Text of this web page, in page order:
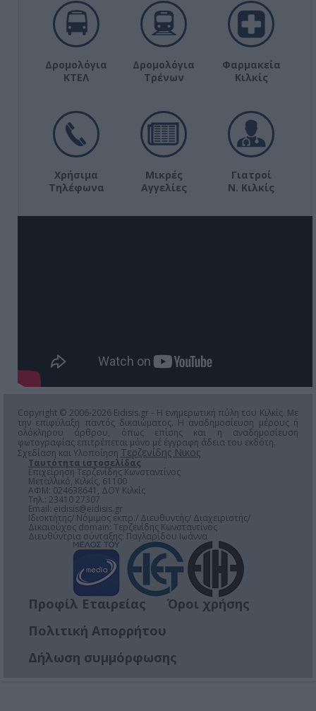
Δρομολόγια
ΚΤΕΛ
Δρομολόγια
Τρένων
Φαρμακεία
Κιλκίς
Χρήσιμα
Τηλέφωνα
Μικρές
Αγγελίες
Γιατροί
Ν. Κιλκίς
Copyright © 2006-2026 Eidisis.gr - Η ενημερωτική πύλη του Κιλκίς. Με
την επιφύλαξη παντός δικαιώματος. Η αναδημοσίευση μέρους ή
ολόκληρου άρθρου, όπως επίσης και η αναδημοσίευση
φωτογραφίας επιτρέπεται μόνο μέ έγγραφη άδεια του εκδότη.
Σχεδίαση και Υλοποίηση Τερζενίδης Νικος
Ταυτότητα ιστοσελίδας
Επιχείρηση Τερζενίδης Κωνσταντίνος
Μεταλλικό, Κιλκίς, 61100
ΑΦΜ: 024638641, ΔΟΥ Κιλκίς
Τηλ.: 23410 27307
Email: eidisis@eidisis.gr
Ιδιοκτήτης/ Νόμιμος εκπρ./ Διευθυντής/ Διαχειριστής/
Δικαιούχος domain: Τερζενίδης Κωνσταντίνος
Διευθύντρια σύνταξης: Παγλαρίδου Ιωάννα
Προφίλ Εταιρείας
Όροι χρήσης
Πολιτική Απορρήτου
Δήλωση συμμόρφωσης